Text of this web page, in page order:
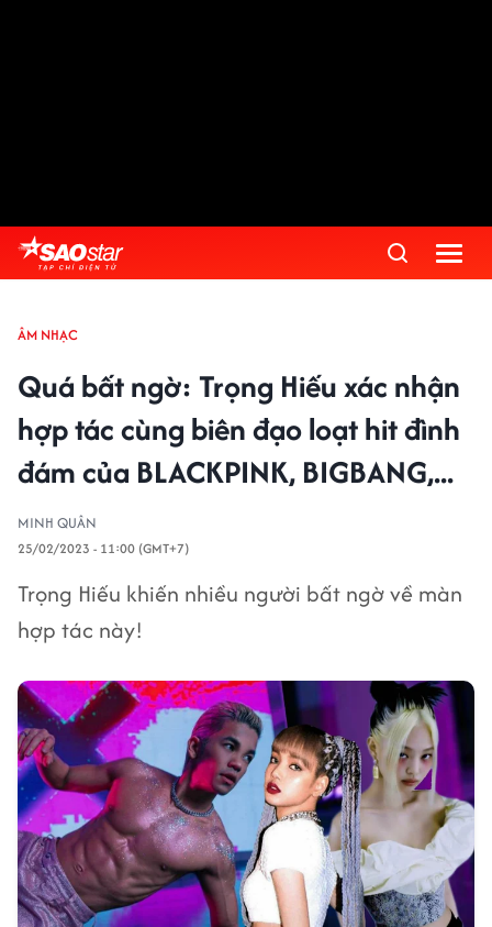
ÂM NHẠC
Quá bất ngờ: Trọng Hiếu xác nhận
hợp tác cùng biên đạo loạt hit đình
đám của BLACKPINK, BIGBANG,...
MINH QUÂN
25/02/2023 - 11:00 (GMT+7)
Trọng Hiếu khiến nhiều người bất ngờ về màn
hợp tác này!